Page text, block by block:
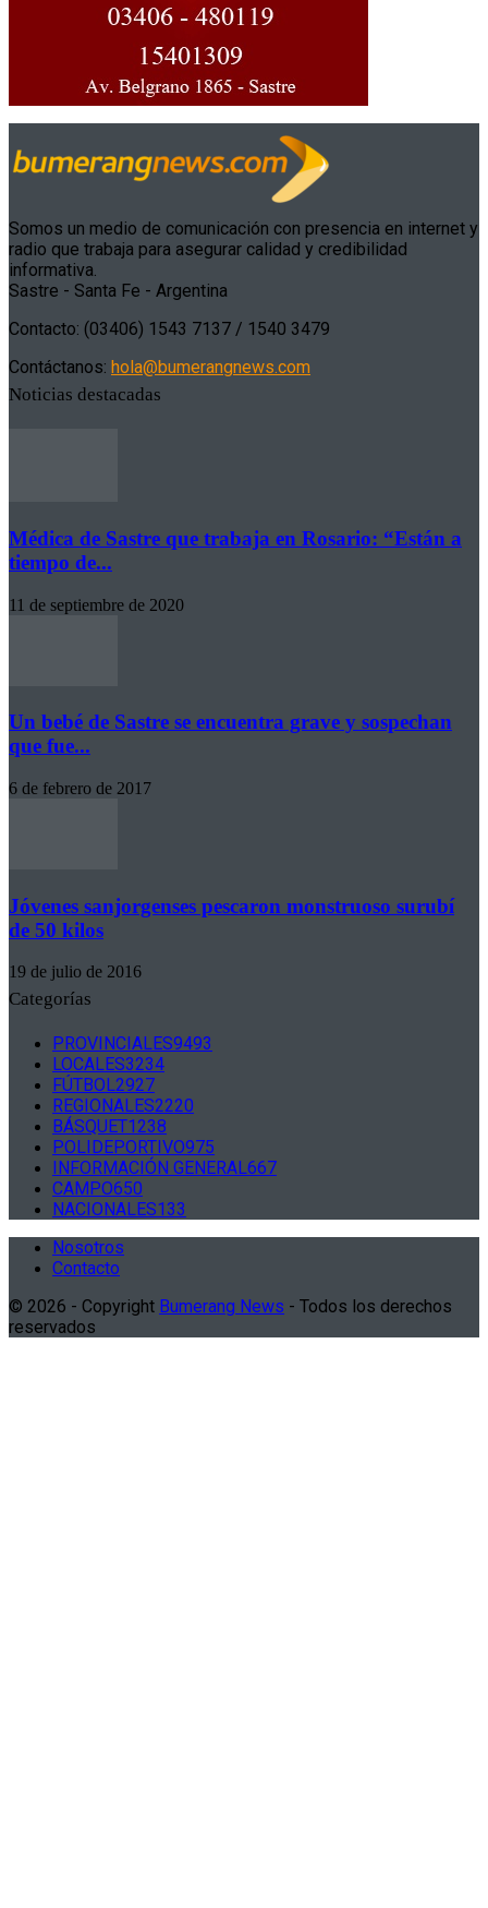
Somos un medio de comunicación con presencia en internet y
radio que trabaja para asegurar calidad y credibilidad
informativa.
Sastre - Santa Fe - Argentina
Contacto: (03406) 1543 7137 / 1540 3479
Contáctanos: hola@bumerangnews.com
Noticias destacadas
Médica de Sastre que trabaja en Rosario: “Están a
tiempo de...
11 de septiembre de 2020
Un bebé de Sastre se encuentra grave y sospechan
que fue...
6 de febrero de 2017
Jóvenes sanjorgenses pescaron monstruoso surubí
de 50 kilos
19 de julio de 2016
Categorías
PROVINCIALES9493
LOCALES3234
FÚTBOL2927
REGIONALES2220
BÁSQUET1238
POLIDEPORTIVO975
INFORMACIÓN GENERAL667
CAMPO650
NACIONALES133
Nosotros
Contacto
© 2026 - Copyright Bumerang News - Todos los derechos
reservados